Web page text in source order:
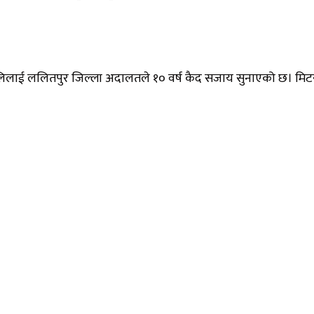
ललितपुर जिल्ला अदालतले १० वर्ष कैद सजाय सुनाएको छ।